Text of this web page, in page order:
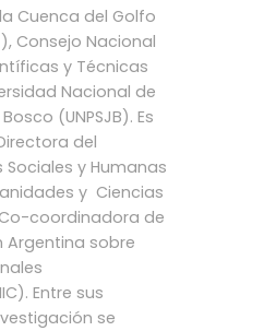
Cuenca del Golfo
Consejo Nacional
y Técnicas
Nacional de
(UNPSJB). Es
del
y Humanas
y Ciencias
Co-coordinadora de
Argentina sobre
Entre sus
se